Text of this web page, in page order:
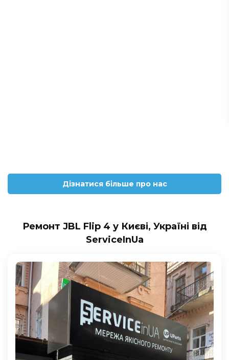
Дізнатися більше про нас
Ремонт JBL Flip 4 у Києві, Україні від
ServiceInUa